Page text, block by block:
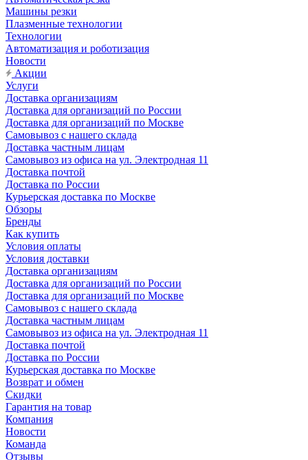
Машины резки
Плазменные технологии
Технологии
Автоматизация и роботизация
Новости
Акции
Услуги
Доставка организациям
Доставка для организаций по России
Доставка для организаций по Москве
Самовывоз с нашего склада
Доставка частным лицам
Самовывоз из офиса на ул. Электродная 11
Доставка почтой
Доставка по России
Курьерская доставка по Москве
Обзоры
Бренды
Как купить
Условия оплаты
Условия доставки
Доставка организациям
Доставка для организаций по России
Доставка для организаций по Москве
Самовывоз с нашего склада
Доставка частным лицам
Самовывоз из офиса на ул. Электродная 11
Доставка почтой
Доставка по России
Курьерская доставка по Москве
Возврат и обмен
Скидки
Гарантия на товар
Компания
Новости
Команда
Отзывы